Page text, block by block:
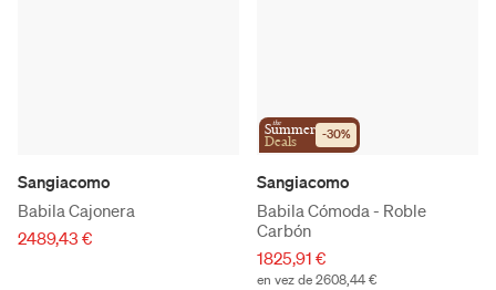
Sangiacomo
Babila Cajonera
2489,43 €
the
Summer
Deals -30%
Sangiacomo
Babila Cómoda - Roble
Carbón
1825,91 €
en vez de 2608,44 €